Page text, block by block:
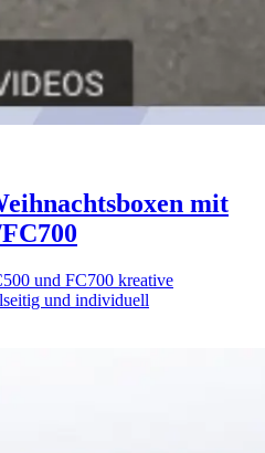
mit
und FC700 kreative
und individuell